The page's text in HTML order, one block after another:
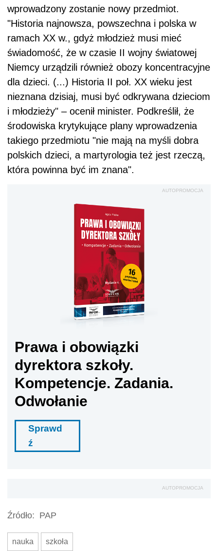
wprowadzony zostanie nowy przedmiot.
"Historia najnowsza, powszechna i polska w
ramach XX w., gdyż młodzież musi mieć
świadomość, że w czasie II wojny światowej
Niemcy urządzili również obozy koncentracyjne
dla dzieci. (...) Historia II poł. XX wieku jest
nieznana dzisiaj, musi być odkrywana dzieciom
i młodzieży" – ocenił minister. Podkreślił, że
środowiska krytykujące plany wprowadzenia
takiego przedmiotu "nie mają na myśli dobra
polskich dzieci, a martyrologia też jest rzeczą,
która powinna być im znana".
AUTOPROMOCJA
Prawa i obowiązki
dyrektora szkoły.
Kompetencje. Zadania.
Odwołanie
Sprawd
ź
AUTOPROMOCJA
Źródło: PAP
nauka szkoła